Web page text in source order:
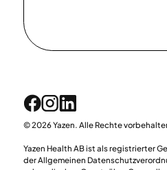
© 2026 Yazen. Alle Rechte
Yazen Health AB ist als registrierter
der Allgemeinen